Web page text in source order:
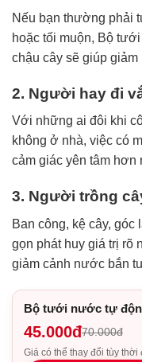
Nếu bạn thường phải
hoặc tối muộn, Bộ
chậu cây sẽ giúp
2. Người hay đi
Với những ai đôi khi
không ở nhà, việc có
cảm giác yên tâm hơn
3. Người trồng
Ban công, kệ cây,
gọn phát huy giá trị rõ
giảm cảnh nước bắn
Bộ tưới nước tự
45.000đ70.000đ
Giá có thể thay đổi tùy thời